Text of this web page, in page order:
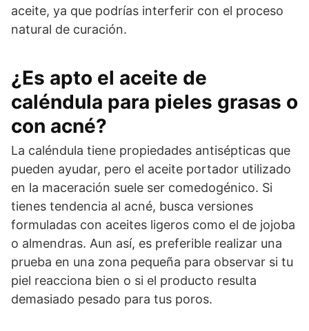
aceite, ya que podrías interferir con el proceso
natural de curación.
¿Es apto el aceite de
caléndula para pieles grasas o
con acné?
La caléndula tiene propiedades antisépticas que
pueden ayudar, pero el aceite portador utilizado
en la maceración suele ser comedogénico. Si
tienes tendencia al acné, busca versiones
formuladas con aceites ligeros como el de jojoba
o almendras. Aun así, es preferible realizar una
prueba en una zona pequeña para observar si tu
piel reacciona bien o si el producto resulta
demasiado pesado para tus poros.